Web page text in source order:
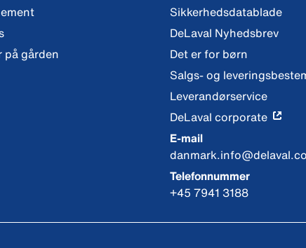
gården
Sikkerhedsdatablade
DeLaval Nyhedsbrev
Det er for børn
Salgs- og
Leverandørservice
DeLaval corporate
E-mail
Telefonnummer
+45 7941 3188